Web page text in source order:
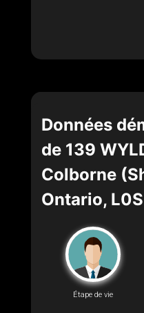
Données
de 139
Colborne
Ontario,
Étape de vie